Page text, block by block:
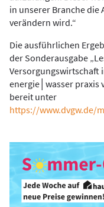
in unserer Branche
verändern wird.“
Die ausführlichen
der Sonderausgabe
Versorgungswirtschaft
energie│wasser praxis
bereit unter
https://www.dvgw.de/